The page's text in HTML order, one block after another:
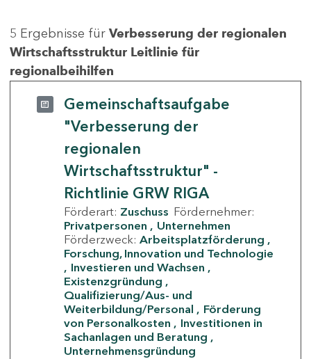
5 Ergebnisse für Verbesserung der regionalen
Wirtschaftsstruktur Leitlinie für
regionalbeihilfen
Gemeinschaftsaufgabe
"Verbesserung der
regionalen
Wirtschaftsstruktur" -
Richtlinie GRW RIGA
Förderart: Zuschuss Fördernehmer:
Privatpersonen
Unternehmen
Förderzweck: Arbeitsplatzförderung
Forschung, Innovation und Technologie
Investieren und Wachsen
Existenzgründung
Qualifizierung/Aus- und
Weiterbildung/Personal
Förderung
von Personalkosten
Investitionen in
Sachanlagen und Beratung
Unternehmensgründung